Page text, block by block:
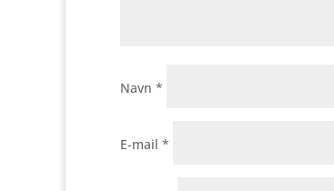
Navn *
E-mail *